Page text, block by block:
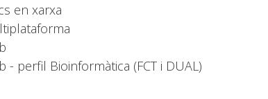
en xarxa
perfil Bioinformàtica (FCT i DUAL)